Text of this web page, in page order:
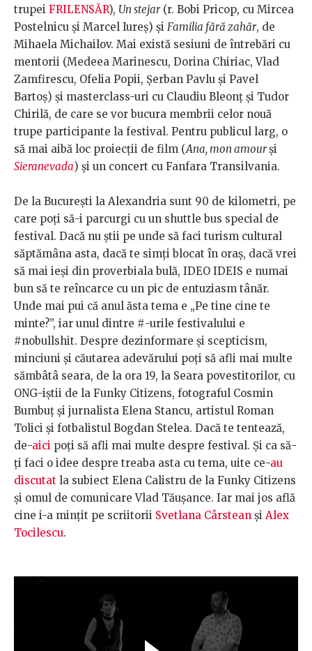
trupei FRILENSĂR), Un stejar(r. Bobi Pricop, cu Mircea
Postelnicu și Marcel Iureș) și Familia fără zahăr, de
Mihaela Michailov. Mai există sesiuni de întrebări cu
mentorii (Medeea Marinescu, Dorina Chiriac, Vlad
Zamfirescu, Ofelia Popii, Șerban Pavlu și Pavel
Bartoș) și masterclass-uri cu Claudiu Bleonț și Tudor
Chirilă, de care se vor bucura membrii celor nouă
trupe participante la festival. Pentru publicul larg, o
să mai aibă loc proiecții de film (Ana, mon amourși
Sieranevada) și un concert cu Fanfara Transilvania.
De la București la Alexandria sunt 90 de kilometri, pe
care poți să-i parcurgi cu un shuttle bus special de
festival. Dacă nu știi pe unde să faci turism cultural
săptămâna asta, dacă te simți blocat în oraș, dacă vrei
să mai ieși din proverbiala bulă, IDEO IDEIS e numai
bun să te reîncarce cu un pic de entuziasm tânăr.
Unde mai pui că anul ăsta tema e „Pe tine cine te
minte?”, iar unul dintre #-urile festivalului e
#nobullshit. Despre dezinformare și scepticism,
minciuni și căutarea adevărului poți să afli mai multe
sămbâtâ seara, de la ora 19, la Seara povestitorilor, cu
ONG-iștii de la Funky Citizens, fotograful Cosmin
Bumbuț și jurnalista Elena Stancu, artistul Roman
Tolici și fotbalistul Bogdan Stelea. Dacă te tentează,
de-aici poți să afli mai multe despre festival. Și ca să-
ți faci o idee despre treaba asta cu tema, uite ce-au
discutat la subiect Elena Calistru de la Funky Citizens
și omul de comunicare Vlad Tăușance. Iar mai jos află
cine i-a mințit pe scriitorii Svetlana Cârstean și Alex
Tocilescu.